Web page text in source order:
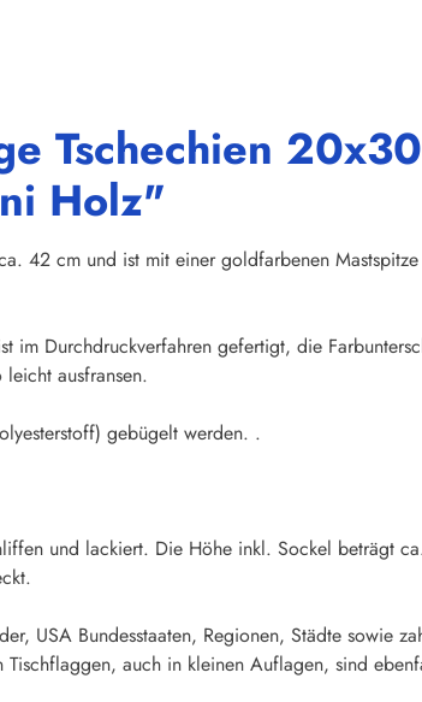
Tschechien
Holz"
42 cm und ist mit einer goldfarbenen
Durchdruckverfahren gefertigt, die
ausfransen.
gebügelt werden. .
und lackiert. Die Höhe inkl. Sockel beträgt
USA Bundesstaaten, Regionen, Städte sowie
auch in kleinen Auflagen, sind